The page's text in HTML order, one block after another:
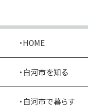
・HOME
・白河市を知る
・白河市で暮らす